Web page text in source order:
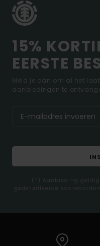
15%
EERSTE
Meld je aan om al het
aanbiedingen te
(*) Aanbieding
gedetailleerde